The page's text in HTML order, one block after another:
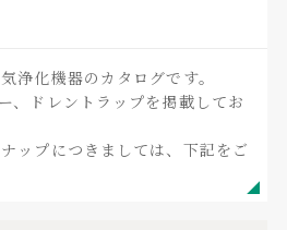
浄化機器のカタログです。
、ドレントラップを掲載してお
ップにつきましては、下記をご